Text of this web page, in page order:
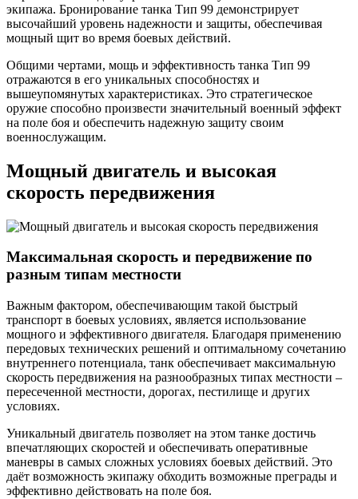
экипажа. Бронирование танка Тип 99 демонстрирует
высочайший уровень надежности и защиты, обеспечивая
мощный щит во время боевых действий.
Общими чертами, мощь и эффективность танка Тип 99
отражаются в его уникальных способностях и
вышеупомянутых характеристиках. Это стратегическое
оружие способно произвести значительный военный эффект
на поле боя и обеспечить надежную защиту своим
военнослужащим.
Мощный двигатель и высокая
скорость передвижения
Максимальная скорость и передвижение по
разным типам местности
Важным фактором, обеспечивающим такой быстрый
транспорт в боевых условиях, является использование
мощного и эффективного двигателя. Благодаря применению
передовых технических решений и оптимальному сочетанию
внутреннего потенциала, танк обеспечивает максимальную
скорость передвижения на разнообразных типах местности –
пересеченной местности, дорогах, пестилище и других
условиях.
Уникальный двигатель позволяет на этом танке достичь
впечатляющих скоростей и обеспечивать оперативные
маневры в самых сложных условиях боевых действий. Это
даёт возможность экипажу обходить возможные преграды и
эффективно действовать на поле боя.